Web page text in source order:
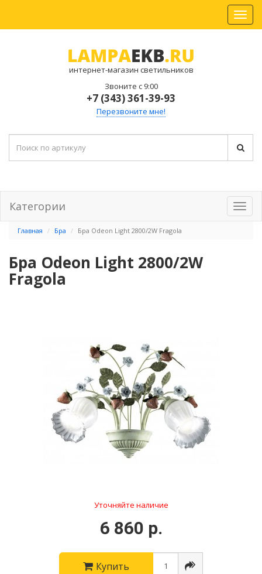
интернет-магазин светильников
Звоните с 9:00
+7 (343) 361-39-93
Перезвоните мне!
Категории
Главная Бра Бра Odeon Light 2800/2W Fragola
Бра Odeon Light 2800/2W
Fragola
Уточняйте наличие
6 860 р.
Купить